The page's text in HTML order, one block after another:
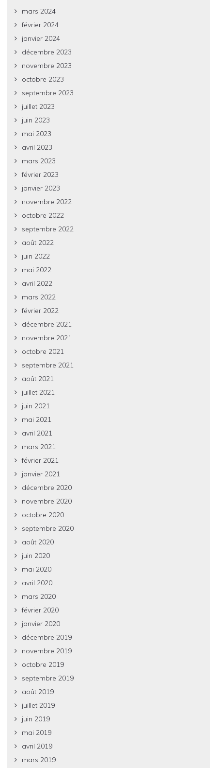
mars 2024
février 2024
janvier 2024
décembre 2023
novembre 2023
octobre 2023
septembre 2023
juillet 2023
juin 2023
mai 2023
avril 2023
mars 2023
février 2023
janvier 2023
novembre 2022
octobre 2022
septembre 2022
août 2022
juin 2022
mai 2022
avril 2022
mars 2022
février 2022
décembre 2021
novembre 2021
octobre 2021
septembre 2021
août 2021
juillet 2021
juin 2021
mai 2021
avril 2021
mars 2021
février 2021
janvier 2021
décembre 2020
novembre 2020
octobre 2020
septembre 2020
août 2020
juin 2020
mai 2020
avril 2020
mars 2020
février 2020
janvier 2020
décembre 2019
novembre 2019
octobre 2019
septembre 2019
août 2019
juillet 2019
juin 2019
mai 2019
avril 2019
mars 2019